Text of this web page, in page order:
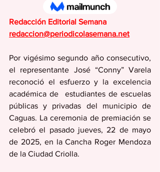
Redacción Editorial Semana
redaccion@periodicolasemana.net
Por vigésimo segundo año consecutivo,
el representante José “Conny” Varela
reconoció el esfuerzo y la excelencia
académica de  estudiantes de escuelas
públicas y privadas del municipio de
Caguas. La ceremonia de premiación se
celebró el pasado jueves, 22 de mayo
de 2025, en la Cancha Roger Mendoza
de la Ciudad Criolla.